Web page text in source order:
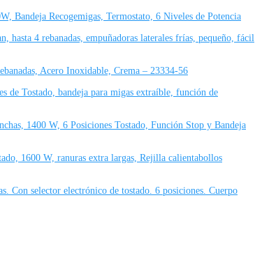
Bandeja Recogemigas, Termostato, 6 Niveles de Potencia
4 rebanadas, empuñadoras laterales frías, pequeño, fácil
Acero Inoxidable, Crema – 23334-56
de Tostado, bandeja para migas extraíble, función de
1400 W, 6 Posiciones Tostado, Función Stop y Bandeja
1600 W, ranuras extra largas, Rejilla calientabollos
Con selector electrónico de tostado. 6 posiciones. Cuerpo